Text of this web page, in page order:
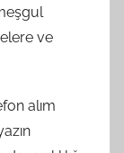
ve
alım